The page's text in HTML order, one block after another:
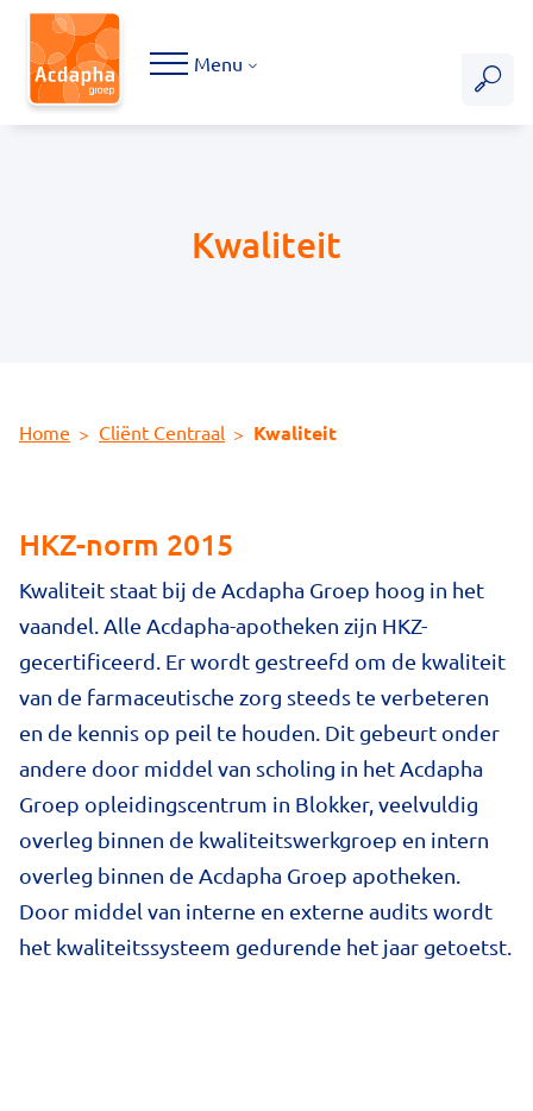
Hoofdmenu
Menu
Home Cliënt Centraal Kwaliteit
Kwaliteit
HKZ-norm 2015
Kwaliteit staat bij de Acdapha Groep hoog in het
vaandel. Alle Acdapha-apotheken zijn HKZ-
gecertificeerd. Er wordt gestreefd om de kwaliteit
van de farmaceutische zorg steeds te verbeteren
en de kennis op peil te houden. Dit gebeurt onder
andere door middel van scholing in het Acdapha
Groep opleidingscentrum in Blokker, veelvuldig
overleg binnen de kwaliteitswerkgroep en intern
overleg binnen de Acdapha Groep apotheken.
Door middel van interne en externe audits wordt
het kwaliteitssysteem gedurende het jaar getoetst.